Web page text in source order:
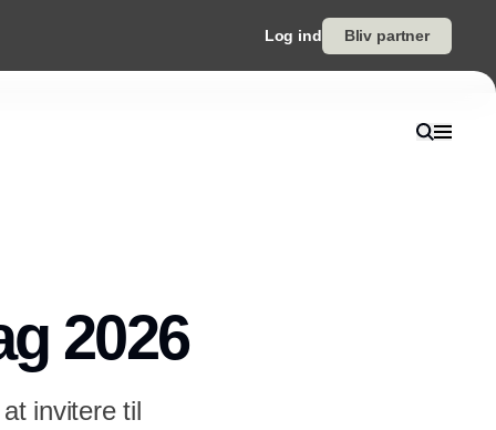
Log ind Bliv partner
2026
invitere til